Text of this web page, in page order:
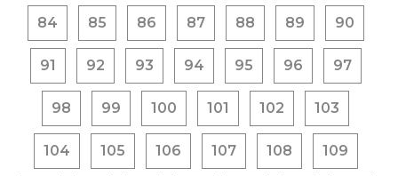
84 85 86 87 88 89 90
91 92 93 94 95 96 97
98 99 100 101 102 103
104 105 106 107 108 109